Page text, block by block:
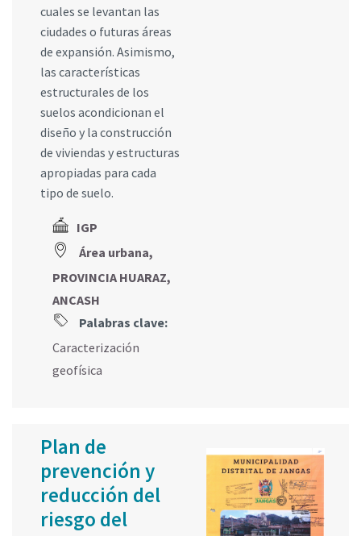
cuales se levantan las
ciudades o futuras áreas
de expansión. Asimismo,
las características
estructurales de los
suelos acondicionan el
diseño y la construcción
de viviendas y estructuras
apropiadas para cada
tipo de suelo.
IGP
Área urbana,
PROVINCIA HUARAZ,
ANCASH
Palabras clave:
Caracterización
geofísica
Plan de
prevención y
reducción del
riesgo del